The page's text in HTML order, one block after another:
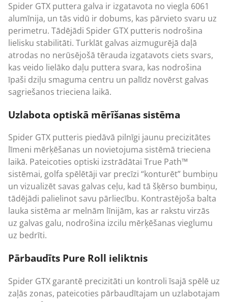
Spider GTX puttera galva ir izgatavota no viegla 6061
alumīnija, un tās vidū ir dobums, kas pārvieto svaru uz
perimetru. Tādējādi Spider GTX putteris nodrošina
lielisku stabilitāti. Turklāt galvas aizmugurējā daļā
atrodas no nerūsējošā tērauda izgatavots ciets svars,
kas veido lielāko daļu puttera svara, kas nodrošina
īpaši dziļu smaguma centru un palīdz novērst galvas
sagriešanos trieciena laikā.
Uzlabota optiskā mērīšanas sistēma
Spider GTX putteris piedāvā pilnīgi jaunu precizitātes
līmeni mērķēšanas un novietojuma sistēmā trieciena
laikā. Pateicoties optiski izstrādātai True Path™
sistēmai, golfa spēlētāji var precīzi “konturēt” bumbiņu
un vizualizēt savas galvas ceļu, kad tā šķērso bumbiņu,
tādējādi palielinot savu pārliecību. Kontrastējoša balta
lauka sistēma ar melnām līnijām, kas ar rakstu virzās
uz galvas galu, nodrošina izcilu mērķēšanas vieglumu
uz bedrīti.
Pārbaudīts Pure Roll ieliktnis
Spider GTX garantē precizitāti un kontroli īsajā spēlē uz
zaļās zonas, pateicoties pārbaudītajam un uzlabotajam